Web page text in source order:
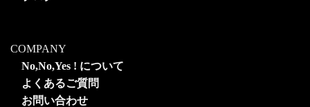
COMPANY
No,No,Yes ! について
よくあるご質問
お問い合わせ